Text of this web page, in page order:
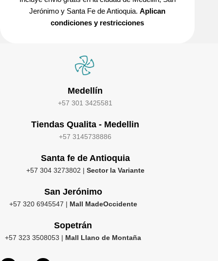
Jerónimo y Santa Fe de Antioquia. Aplican
condiciones y restricciones
Medellín
+57 301 3425581
Tiendas Qualita - Medellin
+57 3145738886
Santa fe de Antioquia
+57 304 3273802 | Sector la Variante
San Jerónimo
+57 320 6945547 | Mall MadeOccidente
Sopetrán
+57 323 3508053 | Mall Llano de Montaña